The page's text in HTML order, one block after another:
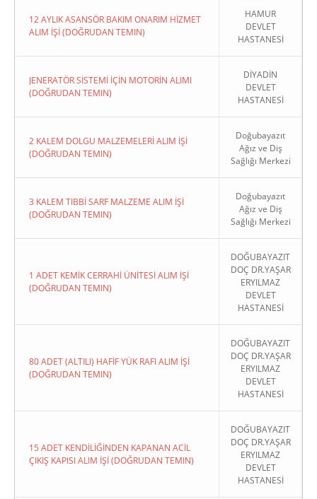
12 AYLIK ASANSÖR BAKIM ONARIM HİZMET
ALIM İŞİ (DOĞRUDAN TEMIN)
HAMUR
DEVLET
HASTANESİ
JENERATÖR SİSTEMİ İÇİN MOTORİN ALIMI
(DOĞRUDAN TEMIN)
DİYADİN
DEVLET
HASTANESİ
2 KALEM DOLGU MALZEMELERİ ALIM İŞİ
(DOĞRUDAN TEMIN)
Doğubayazıt
Ağız ve Diş
Sağlığı Merkezi
3 KALEM TIBBİ SARF MALZEME ALIM İŞİ
(DOĞRUDAN TEMIN)
Doğubayazıt
Ağız ve Diş
Sağlığı Merkezi
1 ADET KEMİK CERRAHİ ÜNİTESİ ALIM İŞİ
(DOĞRUDAN TEMIN)
DOĞUBAYAZIT
DOÇ DR.YAŞAR
ERYILMAZ
DEVLET
HASTANESİ
80 ADET (ALTILI) HAFİF YÜK RAFI ALIM İŞİ
(DOĞRUDAN TEMIN)
DOĞUBAYAZIT
DOÇ DR.YAŞAR
ERYILMAZ
DEVLET
HASTANESİ
15 ADET KENDİLİĞİNDEN KAPANAN ACİL
ÇIKIŞ KAPISI ALIM İŞİ (DOĞRUDAN TEMIN)
DOĞUBAYAZIT
DOÇ DR.YAŞAR
ERYILMAZ
DEVLET
HASTANESİ